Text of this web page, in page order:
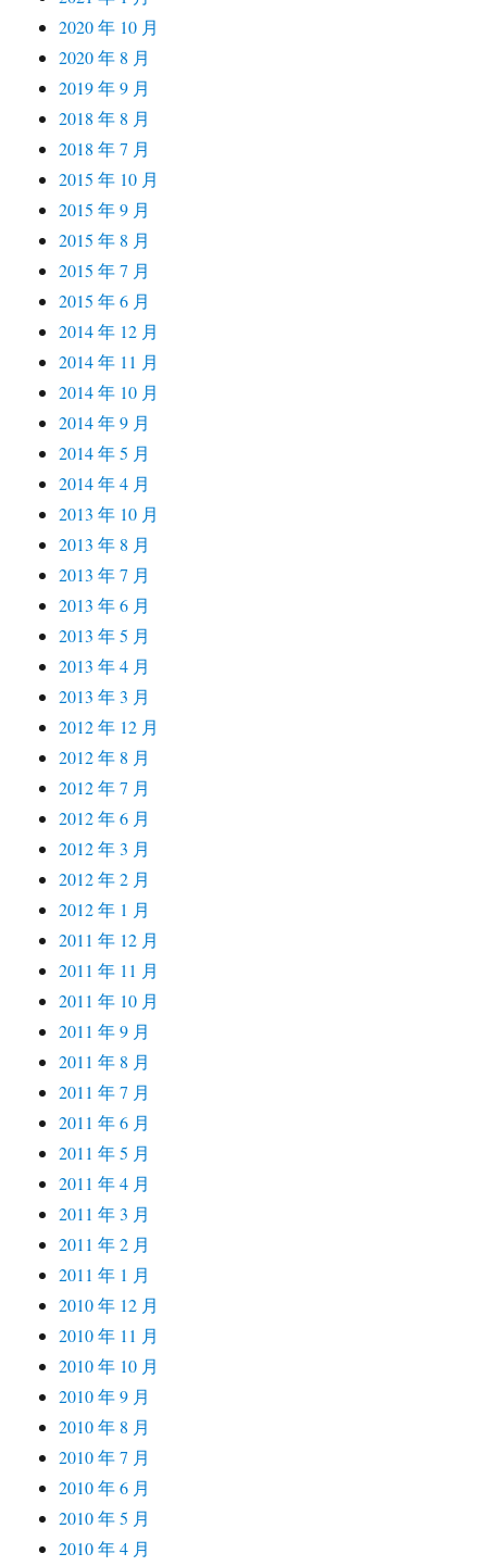
2020 年 10 月
2020 年 8 月
2019 年 9 月
2018 年 8 月
2018 年 7 月
2015 年 10 月
2015 年 9 月
2015 年 8 月
2015 年 7 月
2015 年 6 月
2014 年 12 月
2014 年 11 月
2014 年 10 月
2014 年 9 月
2014 年 5 月
2014 年 4 月
2013 年 10 月
2013 年 8 月
2013 年 7 月
2013 年 6 月
2013 年 5 月
2013 年 4 月
2013 年 3 月
2012 年 12 月
2012 年 8 月
2012 年 7 月
2012 年 6 月
2012 年 3 月
2012 年 2 月
2012 年 1 月
2011 年 12 月
2011 年 11 月
2011 年 10 月
2011 年 9 月
2011 年 8 月
2011 年 7 月
2011 年 6 月
2011 年 5 月
2011 年 4 月
2011 年 3 月
2011 年 2 月
2011 年 1 月
2010 年 12 月
2010 年 11 月
2010 年 10 月
2010 年 9 月
2010 年 8 月
2010 年 7 月
2010 年 6 月
2010 年 5 月
2010 年 4 月